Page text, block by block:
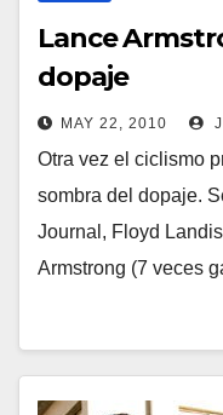
Lance
dopaje
MAY 22, 2010
Otra vez el ciclismo
sombra del dopaje.
Journal, Floyd
Armstrong (7 veces